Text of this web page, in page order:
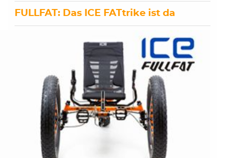
FULLFAT: Das ICE FATtrike ist da